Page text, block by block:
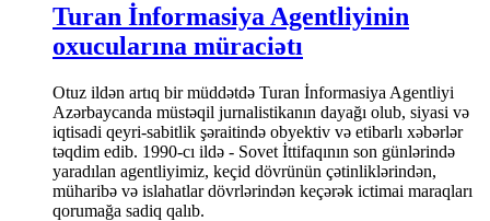
Turan İnformasiya Agentliyinin
oxucularına müraciətı
Otuz ildən artıq bir müddətdə Turan İnformasiya Agentliyi
Azərbaycanda müstəqil jurnalistikanın dayağı olub, siyasi və
iqtisadi qeyri-sabitlik şəraitində obyektiv və etibarlı xəbərlər
təqdim edib. 1990-cı ildə - Sovet İttifaqının son günlərində
yaradılan agentliyimiz, keçid dövrünün çətinliklərindən,
müharibə və islahatlar dövrlərindən keçərək ictimai maraqları
qorumağa sadiq qalıb.